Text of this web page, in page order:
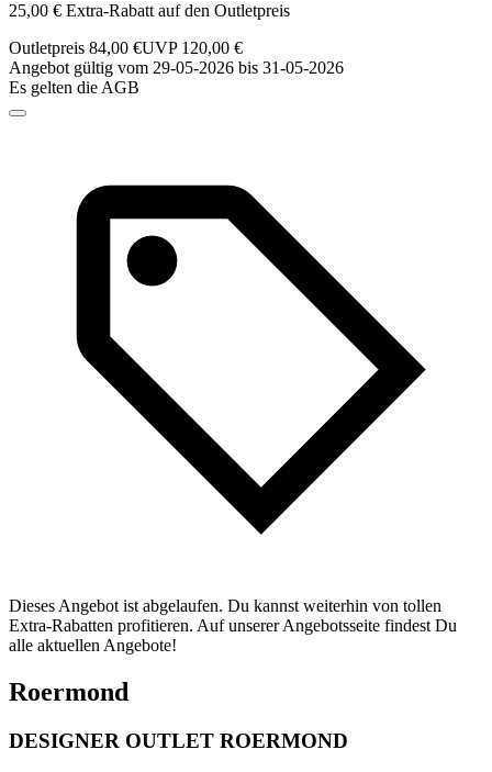
25,00 € Extra-Rabatt auf den Outletpreis
Outletpreis 84,00 €UVP 120,00 €
Angebot gültig vom 29-05-2026 bis 31-05-2026
Es gelten die AGB
Dieses Angebot ist abgelaufen. Du kannst weiterhin von tollen
Extra-Rabatten profitieren. Auf unserer Angebotsseite findest Du
alle aktuellen Angebote!
Roermond
DESIGNER OUTLET ROERMOND